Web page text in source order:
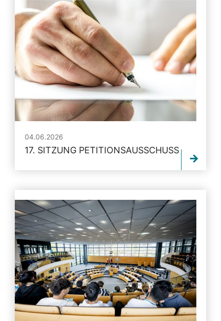
04.06.2026
17. SITZUNG PETITIONSAUSSCHUSS